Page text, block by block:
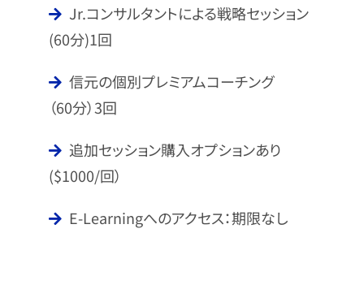
Jr.コンサルタントによる戦略セッション
(60分)1回
信元の個別プレミアムコーチング
（60分）3回
追加セッション購入オプションあり
($1000/回）
E-Learningへのアクセス：期限なし